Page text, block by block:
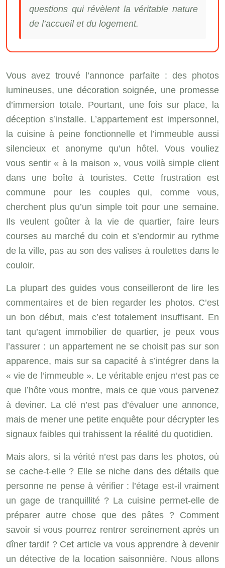
questions qui révèlent la véritable nature
de l’accueil et du logement.
Vous avez trouvé l’annonce parfaite : des photos
lumineuses, une décoration soignée, une promesse
d’immersion totale. Pourtant, une fois sur place, la
déception s’installe. L’appartement est impersonnel,
la cuisine à peine fonctionnelle et l’immeuble aussi
silencieux et anonyme qu’un hôtel. Vous vouliez
vous sentir « à la maison », vous voilà simple client
dans une boîte à touristes. Cette frustration est
commune pour les couples qui, comme vous,
cherchent plus qu’un simple toit pour une semaine.
Ils veulent goûter à la vie de quartier, faire leurs
courses au marché du coin et s’endormir au rythme
de la ville, pas au son des valises à roulettes dans le
couloir.
La plupart des guides vous conseilleront de lire les
commentaires et de bien regarder les photos. C’est
un bon début, mais c’est totalement insuffisant. En
tant qu’agent immobilier de quartier, je peux vous
l’assurer : un appartement ne se choisit pas sur son
apparence, mais sur sa capacité à s’intégrer dans la
« vie de l’immeuble ». Le véritable enjeu n’est pas ce
que l’hôte vous montre, mais ce que vous parvenez
à deviner. La clé n’est pas d’évaluer une annonce,
mais de mener une petite enquête pour décrypter les
signaux faibles qui trahissent la réalité du quotidien.
Mais alors, si la vérité n’est pas dans les photos, où
se cache-t-elle ? Elle se niche dans des détails que
personne ne pense à vérifier : l’étage est-il vraiment
un gage de tranquillité ? La cuisine permet-elle de
préparer autre chose que des pâtes ? Comment
savoir si vous pourrez rentrer sereinement après un
dîner tardif ? Cet article va vous apprendre à devenir
un détective de la location saisonnière. Nous allons